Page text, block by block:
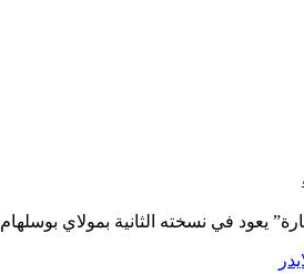
يعود في نسخته الثانية بمولاي بوسلهام